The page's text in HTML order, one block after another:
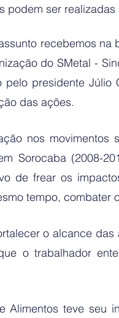
podem ser
recebemos
do SMetal -
pelo presidente
das ações.
nos
Sorocaba (2008-
de frear os
tempo, combater
o alcance
o trabalhador
Alimentos teve seu